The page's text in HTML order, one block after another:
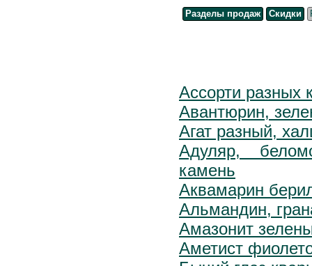
Разделы продаж Скидки
Ассорти разных
Авантюрин,
Агат разный,
Адуляр,
камень
Аквамарин
Альмандин,
Амазонит
Аметист